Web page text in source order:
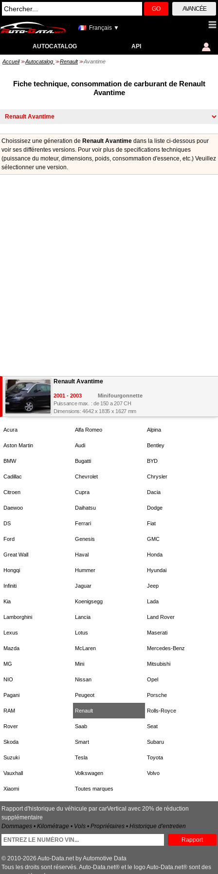
GO AVANCÉE
Français ▼
AUTOCATALOG API
Accueil >> Autocatalog >> Renault >> Avantime
Fiche technique, consommation de carburant de Renault
Avantime
Choissisez une géneration de Renault Avantime dans la liste ci-dessous pour
voir ses différentes versions. Pour voir plus de specifications techniques
(puissance du moteur, dimensions, poids, consommation d'essence, etc.) Veuillez
sélectionner une version.
Renault Avantime
2001 - 2003
Minifourgonnette
Puissance max. : de 150 a 207 CH
Dimensions: 4642 x 1835 x 1627 mm
Acura Alfa Romeo Alpina
Aston Martin Audi Bentley
BMW Bugatti BYD
Cadillac Chevrolet Chrysler
Citroen Cupra Dacia
Daewoo Daihatsu Dodge
DS Ferrari Fiat
Ford Genesis GMC
Great Wall Haval Honda
Hongqi Hummer Hyundai
Infiniti Jaguar Jeep
Kia Koenigsegg Lada
Lamborghini Lancia Land Rover
Lexus Lotus Maserati
Mazda McLaren Mercedes-Benz
MG Mini Mitsubishi
NIO Nissan Opel
Pagani Peugeot Porsche
RAM Renault Rolls-Royce
Rover Saab Seat
Skoda Smart Subaru
Suzuki Tesla Toyota
Vauxhall Volkswagen Volvo
Xiaomi Toutes marques
Rapport d'historique du véhicule par carVertical avec 20% de réduction
supplémentaire
Dommages • Kilométrage • Vols • Propriétaires • Historique d'entretien
Rapport
© 2010-2026 Auto-Data.net by Automotive Data
Tous les droits sont réservés. Auto-Data.net® et le logo Auto-Data.net® sont des